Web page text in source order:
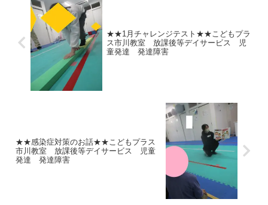
★★1月チャレンジテスト★★こどもプラ
ス市川教室 放課後等デイサービス 児
童発達 発達障害
★★感染症対策のお話★★こどもプラス
市川教室 放課後等デイサービス 児童
発達 発達障害